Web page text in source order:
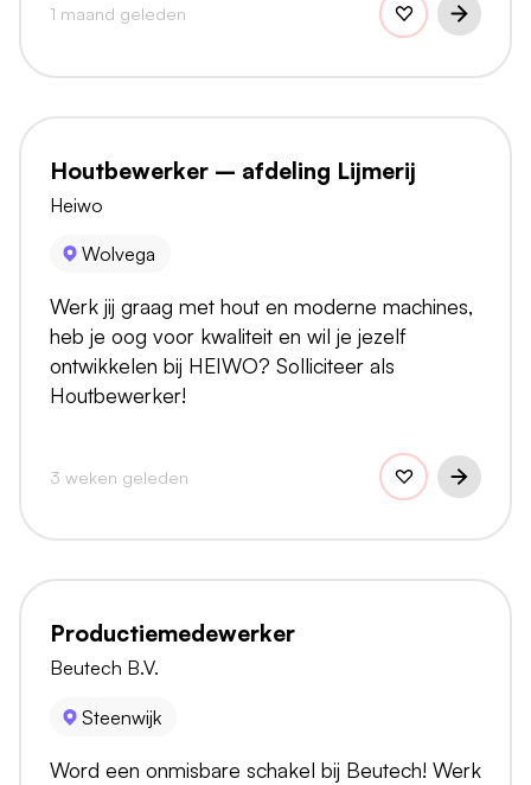
1 maand geleden
Houtbewerker – afdeling Lijmerij
Heiwo
Wolvega
Werk jij graag met hout en moderne machines,
heb je oog voor kwaliteit en wil je jezelf
ontwikkelen bij HEIWO? Solliciteer als
Houtbewerker!
3 weken geleden
Productiemedewerker
Beutech B.V.
Steenwijk
Word een onmisbare schakel bij Beutech! Werk